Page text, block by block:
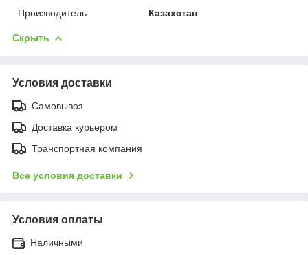
Производитель
Казахстан
Скрыть
Условия доставки
Самовывоз
Доставка курьером
Транспортная компания
Все условия доставки
Условия оплаты
Наличными